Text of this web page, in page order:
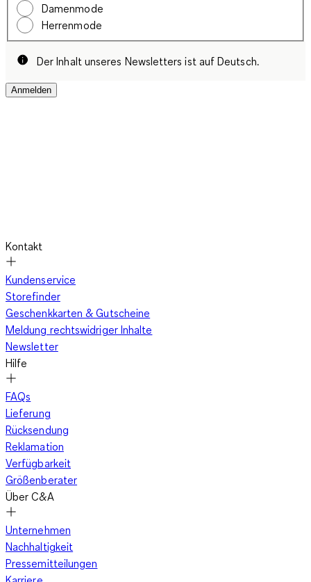
Damenmode
Herrenmode
Der Inhalt unseres Newsletters ist auf Deutsch.
Anmelden
Kontakt
Kundenservice
Storefinder
Geschenkkarten & Gutscheine
Meldung rechtswidriger Inhalte
Newsletter
Hilfe
FAQs
Lieferung
Rücksendung
Reklamation
Verfügbarkeit
Größenberater
Über C&A
Unternehmen
Nachhaltigkeit
Pressemitteilungen